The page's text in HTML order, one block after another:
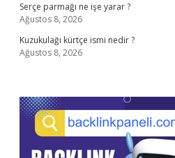
Serçe parmağı ne işe yarar ?
Ağustos 8, 2026
Kuzukulağı kürtçe ismi nedir ?
Ağustos 8, 2026